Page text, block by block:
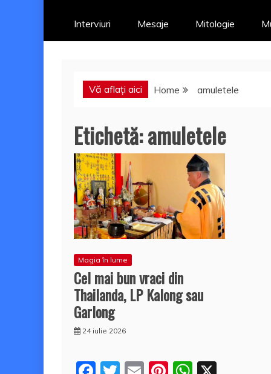
Interviuri Mesaje Mitologie
Vă aflați aici Home amuletele
Etichetă:amuletele
Magia în lume
Cel mai bun vraci din
Thailanda, LP Kalong sau
Garlong
24 iulie 2026